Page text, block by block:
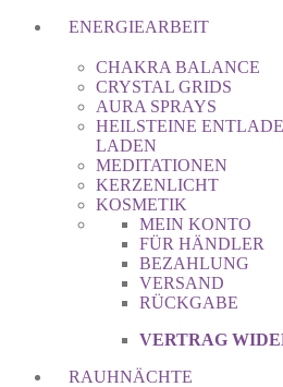
ENERGIEARBEIT
CHAKRA BALANCE
CRYSTAL GRIDS
AURA SPRAYS
HEILSTEINE
LADEN
MEDITATIONEN
KERZENLICHT
KOSMETIK
MEIN KONTO
FÜR HÄNDLER
BEZAHLUNG
VERSAND
RÜCKGABE
VERTRAG
RAUHNÄCHTE